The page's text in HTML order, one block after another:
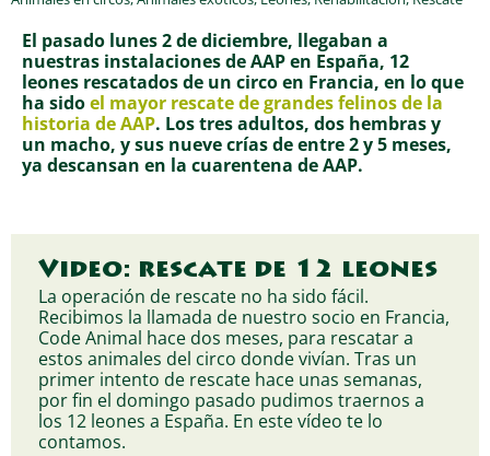
El pasado lunes 2 de diciembre, llegaban a
nuestras instalaciones de AAP en España, 12
leones rescatados de un circo en Francia, en lo que
ha sidoel mayor rescate de grandes felinos de la
historia de AAP. Los tres adultos, dos hembras y
un macho, y sus nueve crías de entre 2 y 5 meses,
ya descansan en la cuarentena de AAP.
Video: rescate de 12 leones
La operación de rescate no ha sido fácil.
Recibimos la llamada de nuestro socio en Francia,
Code Animal hace dos meses, para rescatar a
estos animales del circo donde vivían. Tras un
primer intento de rescate hace unas semanas,
por fin el domingo pasado pudimos traernos a
los 12 leones a España. En este vídeo te lo
contamos.